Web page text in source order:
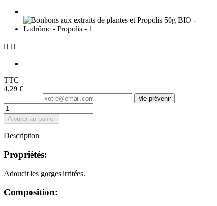
 
TTC
4,29 €
Me prévenir
Ajouter au panier
Description
Propriétés:
Adoucit les gorges irritées.
Composition: